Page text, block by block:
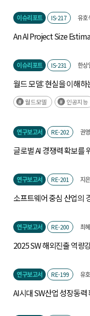
이슈리포트 IS-217 유호
An AI Project Size
이슈리포트 IS-231 한상
월드 모델: 현실을 이해하
월드모델 인공지능
연구보고서 RE-202 권
연구보고서 RE-201 지
소프트웨어 중심 산업의
연구보고서 RE-200 최
2025 SW 해외진출 역량강화 정
연구보고서 RE-199 유
AI시대 SW산업 성장동력